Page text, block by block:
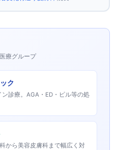
療グループ
ク
診療。AGA・ED・ピル等の処
から美容皮膚科まで幅広く対